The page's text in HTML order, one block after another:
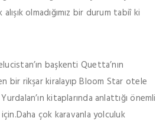
olmadığımız bir durum tabiî ki
başkenti Quetta’nın
bir rikşar kiralayıp Bloom Star otele
kitaplarında anlattığı önemli
çok karavanla yolculuk